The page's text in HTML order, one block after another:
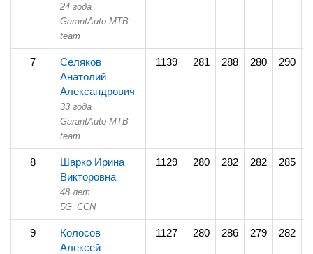
24 года
GarantAuto MTB
team
7
Селяков
Анатолий
Александрович
33 года
GarantAuto MTB
team
1139 281 288 280 290
8
Шарко Ирина
Викторовна
48 лет
5G_CCN
1129 280 282 282 285
9
Колосов
Алексей
1127 280 286 279 282